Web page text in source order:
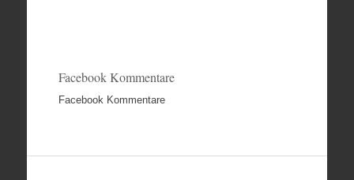
Facebook Kommentare
Facebook Kommentare